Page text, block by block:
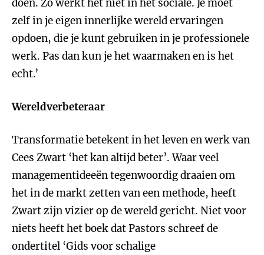
doen. Zo werkt het niet in het sociale. Je moet
zelf in je eigen innerlijke wereld ervaringen
opdoen, die je kunt gebruiken in je professionele
werk. Pas dan kun je het waarmaken en is het
echt.’
Wereldverbeteraar
Transformatie betekent in het leven en werk van
Cees Zwart ‘het kan altijd beter’. Waar veel
managementideeën tegenwoordig draaien om
het in de markt zetten van een methode, heeft
Zwart zijn vizier op de wereld gericht. Niet voor
niets heeft het boek dat Pastors schreef de
ondertitel ‘Gids voor schalige